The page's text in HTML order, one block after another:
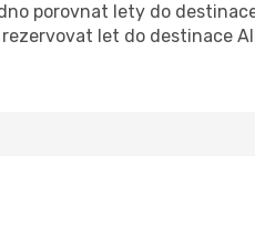
porovnat lety do
let do destinace